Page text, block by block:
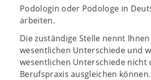
Podologin oder Podologe in
arbeiten.
Die zuständige Stelle nennt
wesentlichen Unterschiede und
wesentlichen Unterschiede nicht
Berufspraxis ausgleichen können.